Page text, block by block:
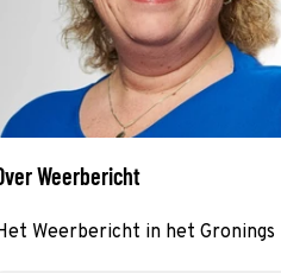
Weerbericht
Weerbericht in het Gronings